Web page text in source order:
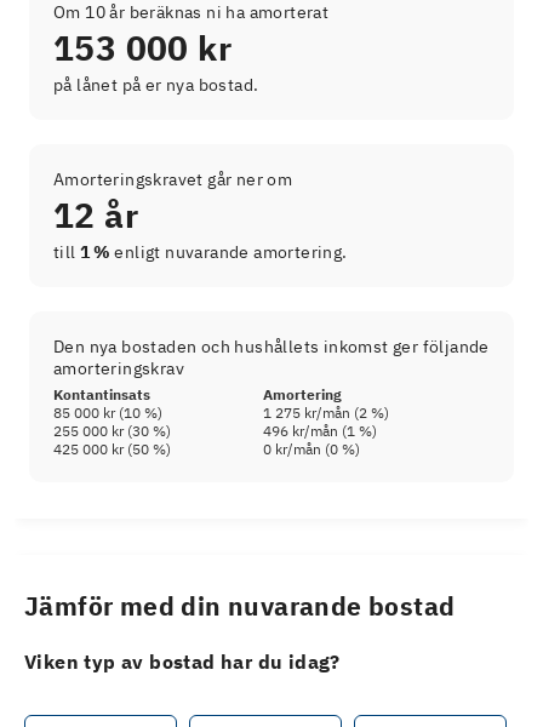
Om 10 år beräknas ni ha amorterat
153 000 kr
på lånet på er nya bostad.
Amorteringskravet går ner om
12 år
till 1 % enligt nuvarande amortering.
Den nya bostaden och hushållets inkomst ger följande
amorteringskrav
Kontantinsats
Amortering
85 000 kr(10 %) 1 275 kr/mån (2 %)
255 000 kr(30 %) 496 kr/mån (1 %)
425 000 kr(50 %) 0 kr/mån (0 %)
Jämför med din nuvarande bostad
Viken typ av bostad har du idag?